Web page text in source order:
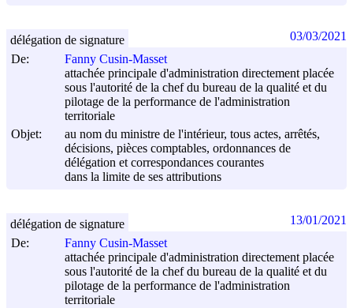
De:
Fanny Cusin-Masset
attachée principale d'administration directement placée
sous l'autorité de la chef du bureau de la qualité et du
pilotage de la performance de l'administration
territoriale
Objet:
au nom du ministre de l'intérieur, tous actes, arrêtés,
décisions, pièces comptables, ordonnances de
délégation et correspondances courantes
dans la limite de ses attributions
délégation de signature 03/03/2021
De:
Fanny Cusin-Masset
attachée principale d'administration directement placée
sous l'autorité de la chef du bureau de la qualité et du
pilotage de la performance de l'administration
territoriale
délégation de signature 13/01/2021